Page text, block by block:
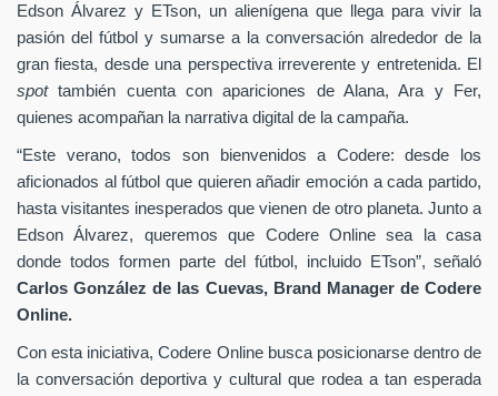
Edson Álvarez y ETson, un alienígena que llega para vivir la
pasión del fútbol y sumarse a la conversación alrededor de la
gran fiesta, desde una perspectiva irreverente y entretenida. El
spottambién cuenta con apariciones de Alana, Ara y Fer,
quienes acompañan la narrativa digital de la campaña.
“Este verano, todos son bienvenidos a Codere: desde los
aficionados al fútbol que quieren añadir emoción a cada partido,
hasta visitantes inesperados que vienen de otro planeta. Junto a
Edson Álvarez, queremos que Codere Online sea la casa
donde todos formen parte del fútbol, incluido ETson”, señaló
Carlos González de las Cuevas, Brand Manager de Codere
Online.
Con esta iniciativa, Codere Online busca posicionarse dentro de
la conversación deportiva y cultural que rodea a tan esperada